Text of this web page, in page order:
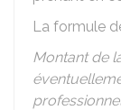
La formule
Montant de